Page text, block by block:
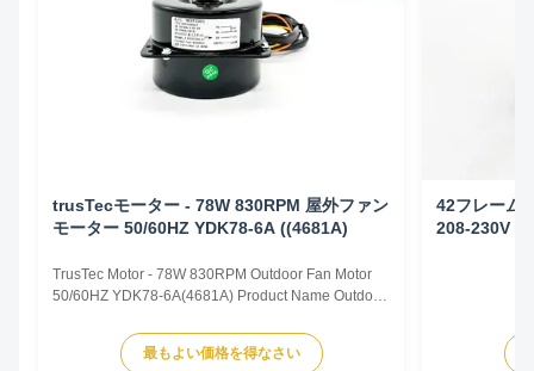
trusTecモーター - 78W 830RPM 屋外ファン
モーター 50/60HZ YDK78-6A ((4681A)
TrusTec Motor - 78W 830RPM Outdoor Fan Motor
50/60HZ YDK78-6A(4681A) Product Name Outdoor
Output Power 78W Pole 6P AMPS 0.83A Speed
900RPM Capacitor 6μF/370V Insulation Class
最もよい価格を得なさい
42フレーム
208-230V